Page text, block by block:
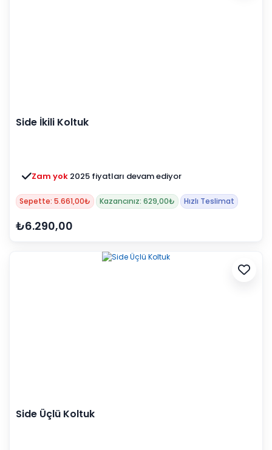
Side İkili Koltuk
Zam yok 2025 fiyatları devam ediyor
Sepette: 5.661,00₺ Kazancınız: 629,00₺ Hızlı Teslimat
₺6.290,00
Side Üçlü Koltuk